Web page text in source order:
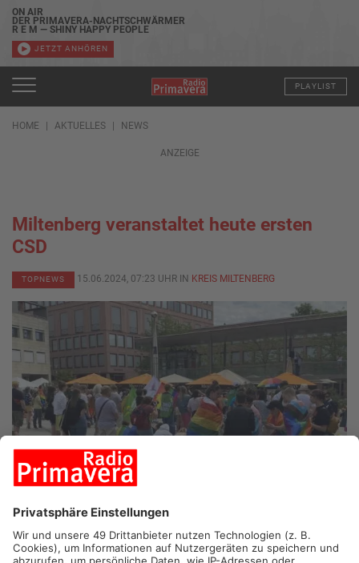
ON AIR
DER PRIMAVERA-NACHTSCHWÄRMER
R E M — SHINY HAPPY PEOPLE
JETZT ANHÖREN
PLAYLIST
HOME AKTUELLES NEWS
ANZEIGE
Miltenberg veranstaltet heute ersten
CSD
TOPNEWS 15.06.2024, 07:23 UHR IN KREIS MILTENBERG